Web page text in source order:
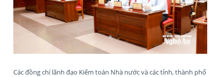
Các đồng chí lãnh đạo Kiểm toán Nhà nước và các tỉnh, thành phố